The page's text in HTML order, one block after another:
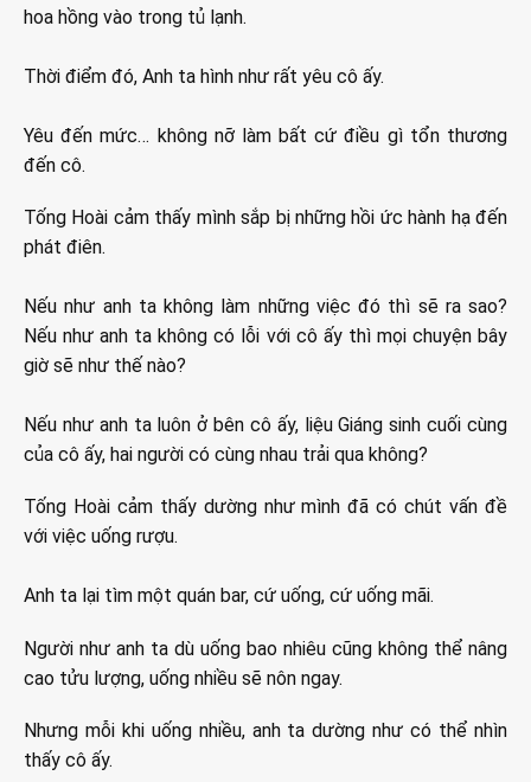
hoa hồng vào trong tủ lạnh.
Thời điểm đó, Anh ta hình như rất yêu cô ấy.
Yêu đến mức… không nỡ làm bất cứ điều gì tổn thương
đến cô.
Tống Hoài cảm thấy mình sắp bị những hồi ức hành hạ đến
phát điên.
Nếu như anh ta không làm những việc đó thì sẽ ra sao?
Nếu như anh ta không có lỗi với cô ấy thì mọi chuyện bây
giờ sẽ như thế nào?
Nếu như anh ta luôn ở bên cô ấy, liệu Giáng sinh cuối cùng
của cô ấy, hai người có cùng nhau trải qua không?
Tống Hoài cảm thấy dường như mình đã có chút vấn đề
với việc uống rượu.
Anh ta lại tìm một quán bar, cứ uống, cứ uống mãi.
Người như anh ta dù uống bao nhiêu cũng không thể nâng
cao tửu lượng, uống nhiều sẽ nôn ngay.
Nhưng mỗi khi uống nhiều, anh ta dường như có thể nhìn
thấy cô ấy.